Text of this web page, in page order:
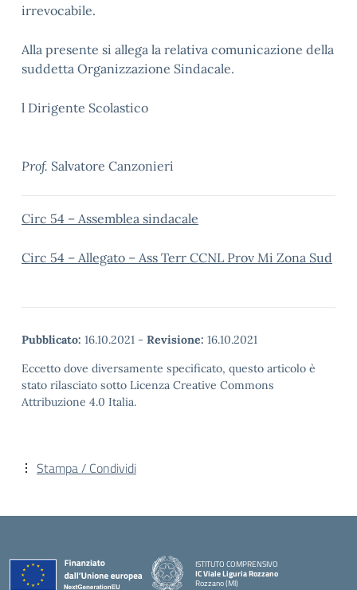
irrevocabile.
Alla presente si allega la relativa comunicazione della
suddetta Organizzazione Sindacale.
l Dirigente Scolastico
Prof. Salvatore Canzonieri
Circ 54 – Assemblea sindacale
Circ 54 – Allegato – Ass Terr CCNL Prov Mi Zona Sud
Pubblicato: 16.10.2021 - Revisione: 16.10.2021
Eccetto dove diversamente specificato, questo articolo è
stato rilasciato sotto Licenza Creative Commons
Attribuzione 4.0 Italia.
Stampa / Condividi
ISTITUTO COMPRENSIVO
IC Viale Liguria Rozzano
Rozzano (MI)